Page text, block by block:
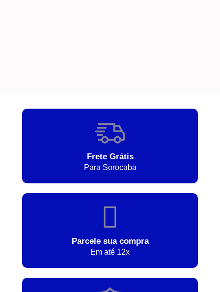
Frete Grátis
Para Sorocaba
Parcele sua compra
Em até 12x